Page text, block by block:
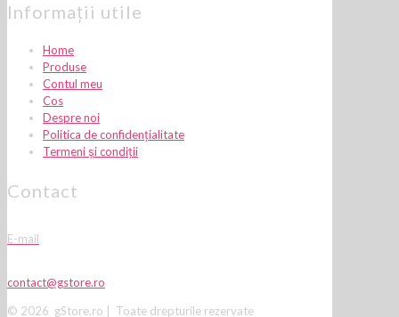
Informații utile
Home
Produse
Contul meu
Cos
Despre noi
Politica de confidențialitate
Termeni și condiții
Contact
E-mail
contact@gstore.ro
© 2026 gStore.ro | Toate drepturile rezervate